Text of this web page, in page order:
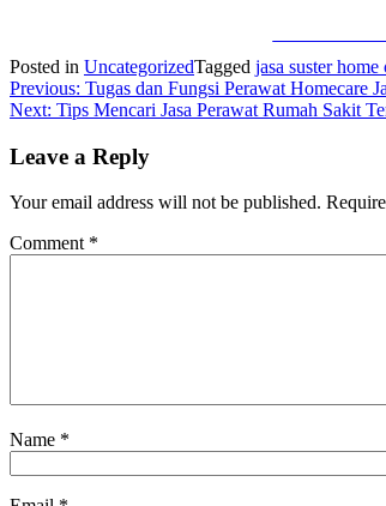
Posted in UncategorizedTagged jasa suster home
Post
navigation
Previous: Tugas dan Fungsi Perawat Homecare
Next: Tips Mencari Jasa Perawat Rumah Sakit
Leave a Reply
Your email address will not be published.
Comment *
Name *